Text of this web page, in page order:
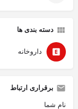
دسته بندی ها
داروخانه
برقراری ارتباط
نام شما